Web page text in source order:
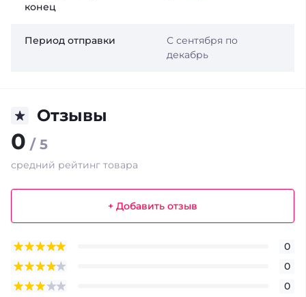
конец
Период отправки
С сентября по
декабрь
Отзывы
0 / 5
средний рейтинг товара
+ Добавить отзыв
0
0
0